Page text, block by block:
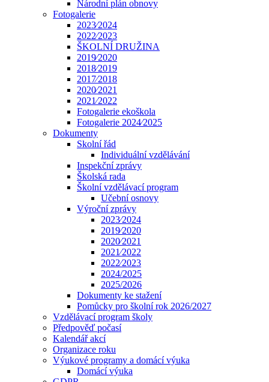
Národní plán obnovy
Fotogalerie
2023⁄2024
2022⁄2023
ŠKOLNÍ DRUŽINA
2019⁄2020
2018⁄2019
2017⁄2018
2020⁄2021
2021⁄2022
Fotogalerie ekoškola
Fotogalerie 2024⁄2025
Dokumenty
Skolní řád
Individuální vzdělávání
Inspekční zprávy
Školská rada
Školní vzdělávací program
Učební osnovy
Výroční zprávy
2023⁄2024
2019⁄2020
2020⁄2021
2021⁄2022
2022⁄2023
2024/2025
2025/2026
Dokumenty ke stažení
Pomůcky pro školní rok 2026/2027
Vzdělávací program školy
Předpověď počasí
Kalendář akcí
Organizace roku
Výukové programy a domácí výuka
Domácí výuka